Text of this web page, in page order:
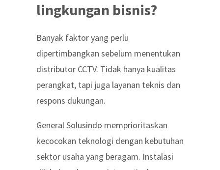
lingkungan bisnis?
Banyak faktor yang perlu
dipertimbangkan sebelum menentukan
distributor CCTV. Tidak hanya kualitas
perangkat, tapi juga layanan teknis dan
respons dukungan.
General Solusindo memprioritaskan
kecocokan teknologi dengan kebutuhan
sektor usaha yang beragam. Instalasi